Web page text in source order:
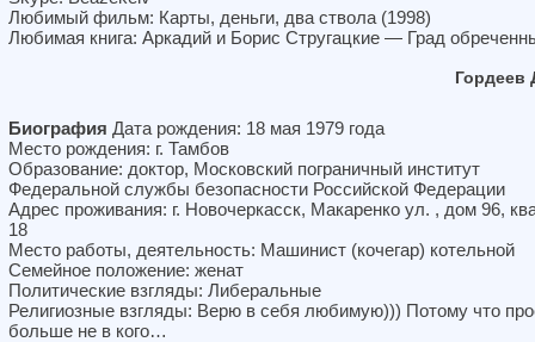
Любимый фильм: Карты, деньги, два ствола (1998)
Любимая книга: Аркадий и Борис Стругацкие — Град
Гордеев
Биография Дата рождения: 18 мая 1979 года
Место рождения: г. Тамбов
Образование: доктор, Московский пограничный институт
Федеральной службы безопасности Российской Федерации
Адрес проживания: г. Новочеркасск, Макаренко ул. , дом 96,
18
Место работы, деятельность: Машинист (кочегар) котельной
Семейное положение: женат
Политические взгляды: Либеральные
Религиозные взгляды: Верю в себя любимую))) Потому что
больше не в кого…